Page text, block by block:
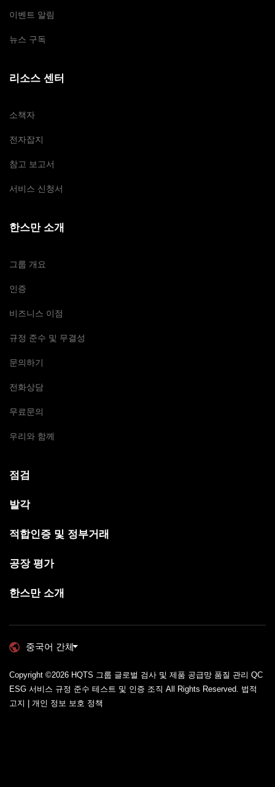
이벤트 알림
뉴스 구독
리소스 센터
소책자
전자잡지
참고 보고서
서비스 신청서
한스만 소개
그룹 개요
인증
비즈니스 이점
규정 준수 및 무결성
문의하기
전화상담
무료문의
우리와 함께
점검
발각
적합인증 및 정부거래
공장 평가
한스만 소개
중국어 간체
Copyright ©2026 HQTS 그룹 글로벌 검사 및 제품 공급망 품질 관리 QC
ESG 서비스 규정 준수 테스트 및 인증 조직 All Rights Reserved. 법적
고지 | 개인 정보 보호 정책